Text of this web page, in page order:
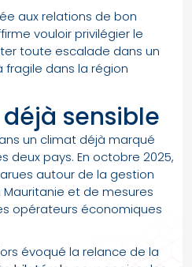
aux relations de bon
vouloir privilégier le
toute escalade dans un
dans la région
sensible
un climat déjà marqué
deux pays. En octobre 2025,
autour de la gestion
et de mesures
opérateurs économiques
évoqué la relance de la